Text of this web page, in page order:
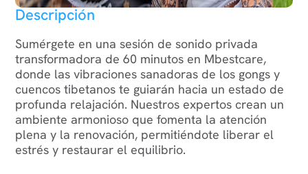
Descripción
Sumérgete en una sesión de sonido privada
transformadora de 60 minutos en Mbestcare,
donde las vibraciones sanadoras de los gongs y
cuencos tibetanos te guiarán hacia un estado de
profunda relajación. Nuestros expertos crean un
ambiente armonioso que fomenta la atención
plena y la renovación, permitiéndote liberar el
estrés y restaurar el equilibrio.